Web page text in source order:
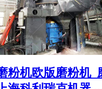
粉机欧版磨粉机_